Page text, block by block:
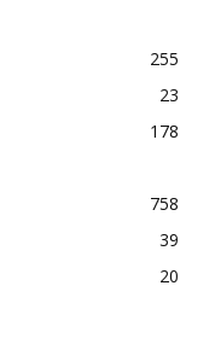
255
23
178
758
39
20